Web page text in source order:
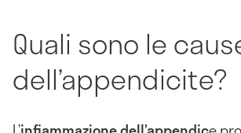
Quali sono le
dell’appendicite?